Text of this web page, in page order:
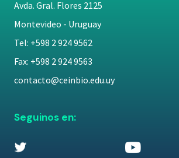
Avda. Gral. Flores 2125
Montevideo - Uruguay
Tel: +598 2 924 9562
Fax: +598 2 924 9563
contacto@ceinbio.edu.uy
Seguinos en: